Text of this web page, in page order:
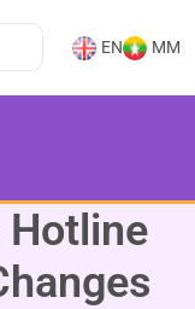
EN MM
Hotline